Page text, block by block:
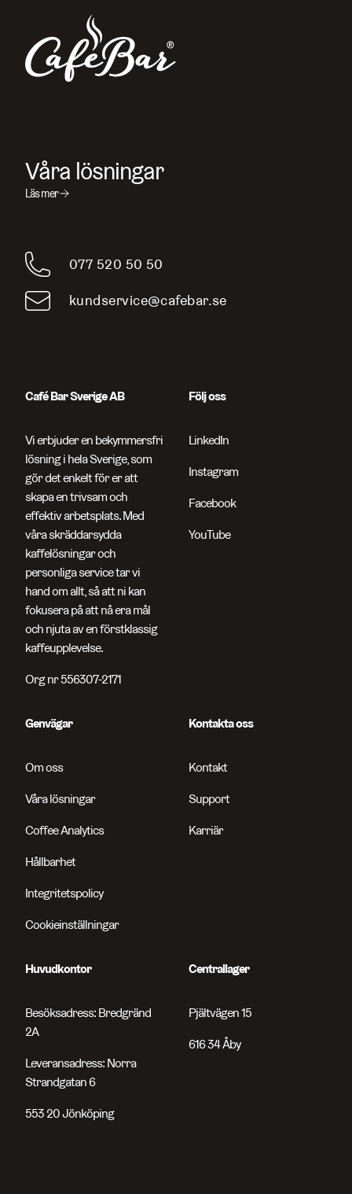
och artiklar
Våra lösningar
Läs mer
077 520 50 50
kundservice@cafebar.se
Café Bar Sverige AB
Vi erbjuder en bekymmersfri
lösning i hela Sverige, som
gör det enkelt för er att
skapa en trivsam och
effektiv arbetsplats. Med
våra skräddarsydda
kaffelösningar och
personliga service tar vi
hand om allt, så att ni kan
fokusera på att nå era mål
och njuta av en förstklassig
kaffeupplevelse.
Org nr 556307-2171
Följ oss
LinkedIn
Instagram
Facebook
YouTube
Genvägar
Om oss
Våra lösningar
Coffee Analytics
Hållbarhet
Integritetspolicy
Cookieinställningar
Kontakta oss
Kontakt
Support
Karriär
Huvudkontor
Besöksadress: Bredgränd
2A
Leveransadress: Norra
Strandgatan 6
553 20 Jönköping
Centrallager
Pjältvägen 15
616 34 Åby